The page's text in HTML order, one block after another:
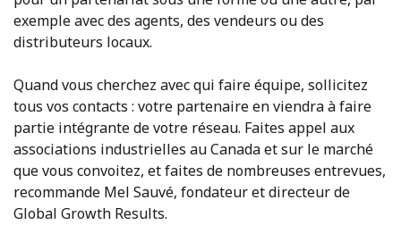
exemple avec des agents, des vendeurs ou des
distributeurs locaux.
Quand vous cherchez avec qui faire équipe, sollicitez
tous vos contacts : votre partenaire en viendra à faire
partie intégrante de votre réseau. Faites appel aux
associations industrielles au Canada et sur le marché
que vous convoitez, et faites de nombreuses entrevues,
recommande Mel Sauvé, fondateur et directeur de
Global Growth Results.